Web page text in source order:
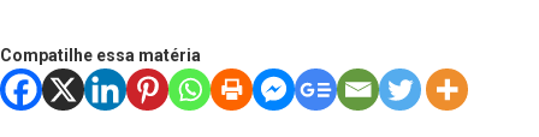
Compatilhe essa matéria